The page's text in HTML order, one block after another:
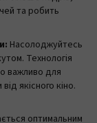
та робить
Насолоджуйтесь
Технологія
важливо для
якісного кіно.
оптимальним